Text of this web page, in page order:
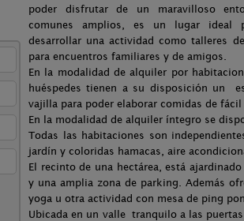
poder disfrutar de un maravilloso
comunes amplios, es un lugar ideal
desarrollar una actividad como talleres
para encuentros familiares y de amigos.
En la modalidad de alquiler por
huéspedes tienen a su disposición un
vajilla para poder elaborar comidas de
En la modalidad de alquiler íntegro se
Todas las habitaciones son
jardín y coloridas hamacas, aire
El recinto de una hectárea, está
y una amplia zona de parking. Además
yoga u otra actividad con mesa de ping
Ubicada en un valle tranquilo a las